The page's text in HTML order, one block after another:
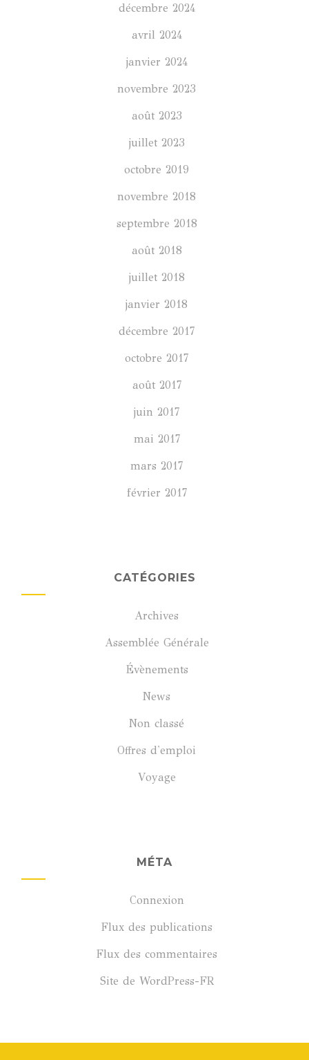
décembre 2024
avril 2024
janvier 2024
novembre 2023
août 2023
juillet 2023
octobre 2019
novembre 2018
septembre 2018
août 2018
juillet 2018
janvier 2018
décembre 2017
octobre 2017
août 2017
juin 2017
mai 2017
mars 2017
février 2017
CATÉGORIES
Archives
Assemblée Générale
Évènements
News
Non classé
Offres d'emploi
Voyage
MÉTA
Connexion
Flux des publications
Flux des commentaires
Site de WordPress-FR